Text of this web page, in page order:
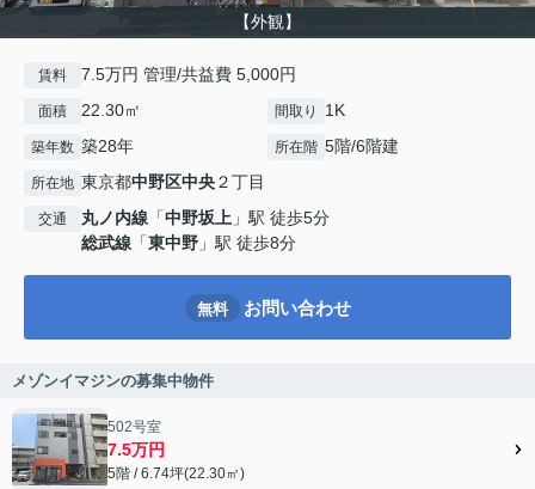
【外観】
賃料 7.5万円 管理/共益費 5,000円
面積 22.30㎡ 間取り 1K
築年数 築28年 所在階 5階/6階建
所在地 東京都中野区中央２丁目
交通 丸ノ内線 「中野坂上 」駅 徒歩5分
総武線 「東中野 」駅 徒歩8分
無料 お問い合わせ
メゾンイマジンの募集中物件
502号室
7.5万円
5階 / 6.74坪(22.30㎡)